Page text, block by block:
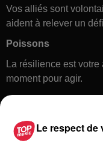
Vos alliés sont
aident à relever un
Poissons
La résilience est
moment pour agir.
Le respect de